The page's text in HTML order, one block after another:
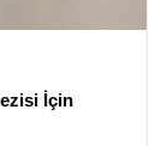
İçin